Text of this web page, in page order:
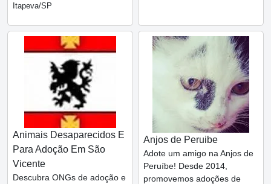
Itapeva/SP
Animais Desaparecidos E
Para Adoção Em São
Vicente
Descubra ONGs de adoção e
Anjos de Peruibe
Adote um amigo na Anjos de
Peruíbe! Desde 2014,
promovemos adoções de